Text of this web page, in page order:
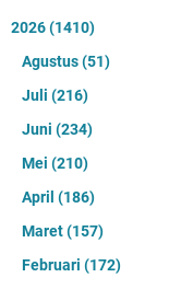
2026(1410)
Agustus(51)
Juli (216)
Juni (234)
Mei (210)
April (186)
Maret(157)
Februari (172)